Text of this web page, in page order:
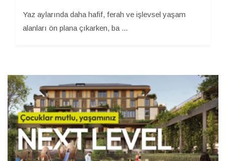
Yaz aylarında daha hafif, ferah ve işlevsel yaşam
alanları ön plana çıkarken, ba ...